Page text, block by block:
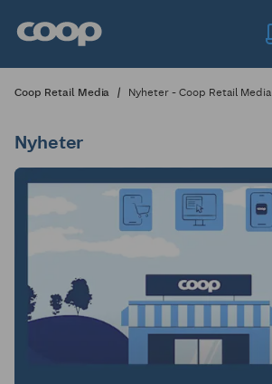
Coop Retail Media Nyheter - Coop Retail Media
Nyheter